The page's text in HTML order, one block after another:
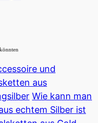
und
aus
Wie kann man
echtem Silber ist